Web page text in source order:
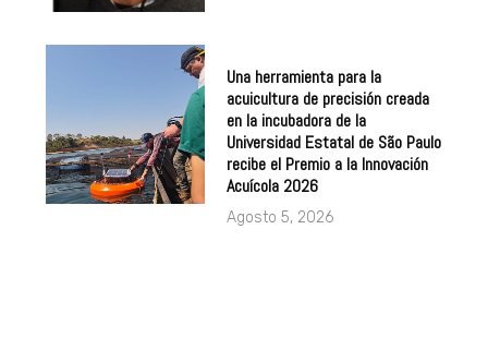
Una herramienta para la
acuicultura de precisión creada
en la incubadora de la
Universidad Estatal de São Paulo
recibe el Premio a la Innovación
Acuícola 2026
Agosto 5, 2026